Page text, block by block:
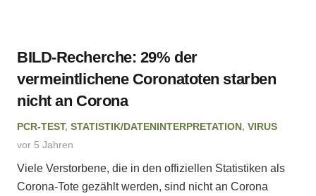
BILD-Recherche: 29% der
vermeintlichene Coronatoten starben
nicht an Corona
PCR-TEST, STATISTIK/DATENINTERPRETATION, VIRUS
vor 5 Jahren
Viele Verstorbene, die in den offiziellen Statistiken als
Corona-Tote gezählt werden, sind nicht an Corona